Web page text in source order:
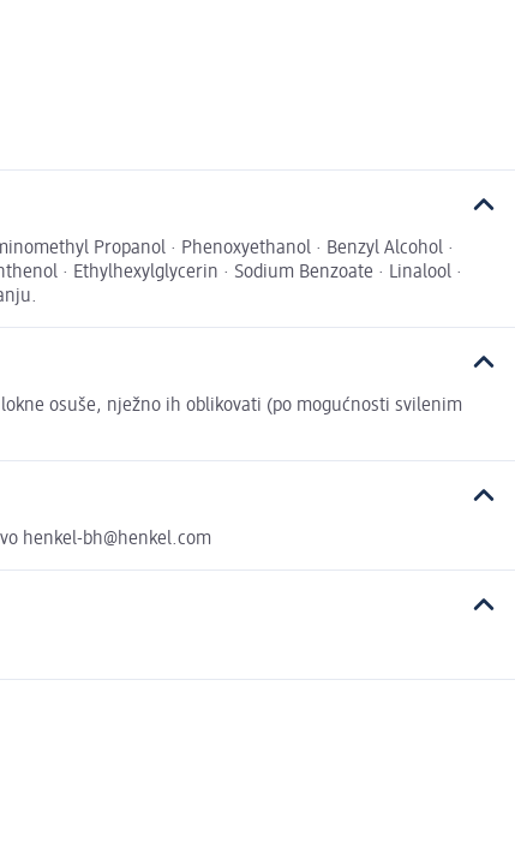
Propanol · Phenoxyethanol · Benzyl Alcohol ·
· Ethylhexylglycerin · Sodium Benzoate · Linalool ·
osuše, nježno ih oblikovati (po mogućnosti svilenim
henkel-bh@henkel.com